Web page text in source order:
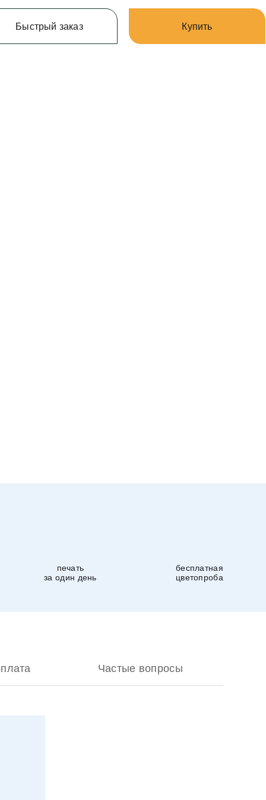
Быстрый заказ Купить
печать
за один день
бесплатная
цветопроба
Частые вопросы